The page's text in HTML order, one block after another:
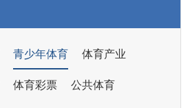
青少年体育 体育产业
体育彩票 公共体育